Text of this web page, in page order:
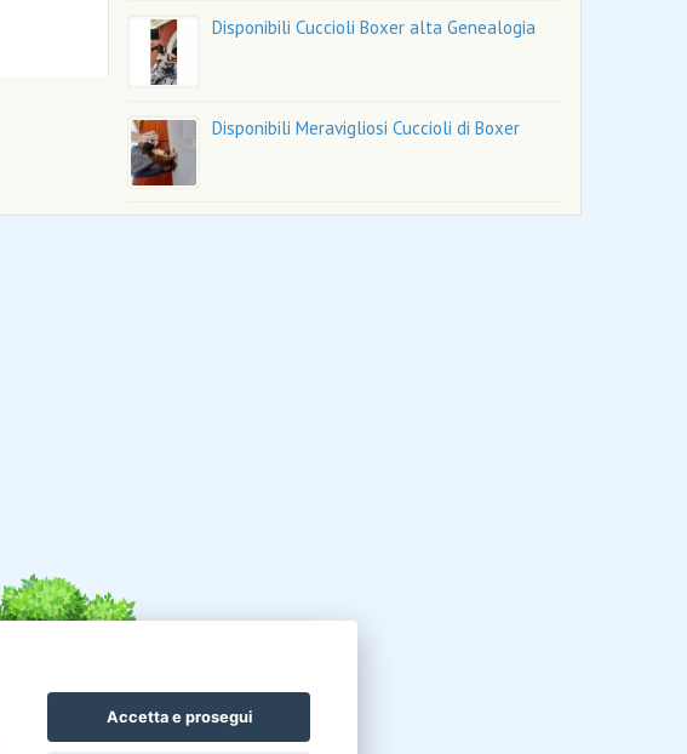
Disponibili Cuccioli Boxer alta Genealogia
Disponibili Meravigliosi Cuccioli di Boxer
Accetta e prosegui